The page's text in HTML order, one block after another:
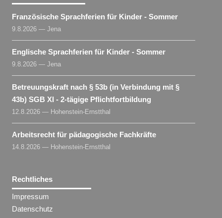
Französische Sprachferien für Kinder - Sommer
9.8.2026 — Jena
Englische Sprachferien für Kinder - Sommer
9.8.2026 — Jena
Betreuungskraft nach § 53b (in Verbindung mit §
43b) SGB XI - 2-tägige Pflichtfortbildung
12.8.2026 — Hohenstein-Ernstthal
Arbeitsrecht für pädagogische Fachkräfte
14.8.2026 — Hohenstein-Ernstthal
Rechtliches
Impressum
Datenschutz